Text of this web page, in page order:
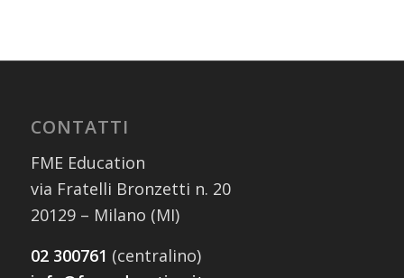
CONTATTI
FME Education
via Fratelli Bronzetti n. 20
20129 – Milano (MI)
02 300761 (centralino)